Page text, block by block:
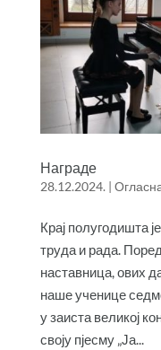
Награде
28.12.2024. |
Крај полугодишта
труда и рада.
наставница, ових
наше ученице
у заиста великој
своју пјесму „Ја...